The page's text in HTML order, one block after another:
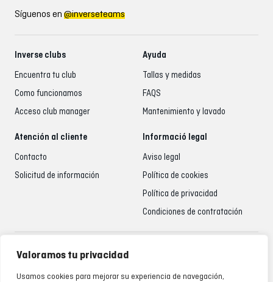
Valoramos tu privacidad
Usamos cookies para mejorar su experiencia de navegación,
Síguenos en @inverseteams
Inverse clubs
Encuentra tu club
Como funcionamos
Acceso club manager
Ayuda
Tallas y medidas
FAQS
Mantenimiento y lavado
Atención al cliente
Contacto
Solicitud de información
Informació legal
Aviso legal
Política de cookies
Política de privacidad
Condiciones de contratación
Atención al cliente